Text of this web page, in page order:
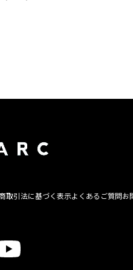
取引法に基づく表示よくあるご質問お